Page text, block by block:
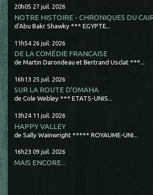
20h05 27 juil. 2026
NOTRE HISTOIRE - CHRONIQUES DU
d'Abu Bakr Shawky *** EGYPTE...
11h54 26 juil. 2026
DE LA COMÉDIE FRANCAISE
de Martin Darondeau et Bertrand Usclat ***...
16h13 25 juil. 2026
SUR LA ROUTE D'OMAHA
de Cole Webley *** ETATS-UNIS...
13h24 11 juil. 2026
HAPPY VALLEY
de Sally Wainwright ***** ROYAUME-UNI...
16h23 09 juil. 2026
MAIS ENCORE...